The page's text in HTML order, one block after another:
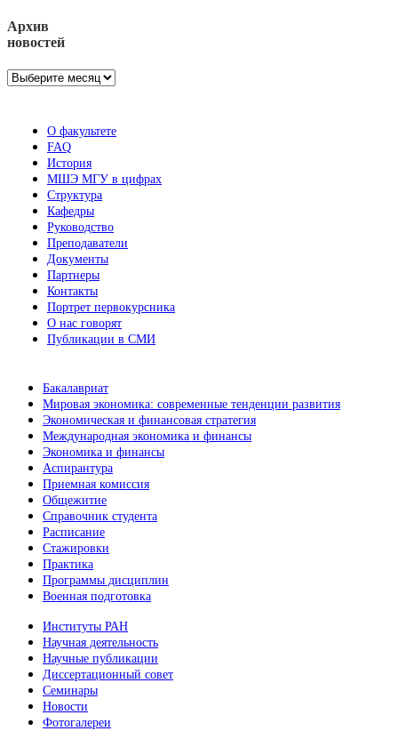
Архив
новостей
Архив
О факультете
FAQ
История
МШЭ МГУ в цифрах
Структура
Кафедры
Руководство
Преподаватели
Документы
Партнеры
Контакты
Портрет первокурсника
О нас говорят
Публикации в СМИ
Бакалавриат
Мировая экономика: современные тенденции развития
Экономическая и финансовая стратегия
Международная экономика и финансы
Экономика и финансы
Аспирантура
Приемная комиссия
Общежитие
Справочник студента
Расписание
Стажировки
Практика
Программы дисциплин
Военная подготовка
Институты РАН
Научная деятельность
Научные публикации
Диссертационный совет
Семинары
Новости
Фотогалереи